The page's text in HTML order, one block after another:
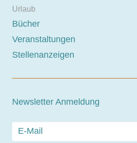
Urlaub
Bücher
Veranstaltungen
Stellenanzeigen
Newsletter Anmeldung